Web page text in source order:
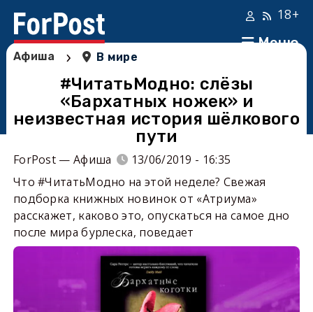
Меню
18+
Афиша › В мире
#ЧитатьМодно: слёзы
«Бархатных ножек» и
неизвестная история шёлкового
пути
ForPost — Афиша
13/06/2019 - 16:35
Что #ЧитатьМодно на этой неделе? Свежая
подборка книжных новинок от «Атриума»
расскажет, каково это, опускаться на самое дно
после мира бурлеска, поведает